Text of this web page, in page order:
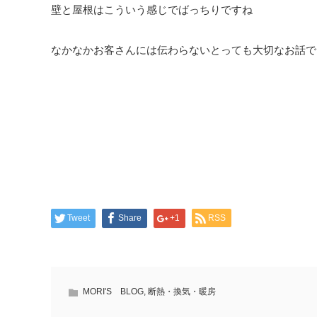
壁と屋根はこういう感じでばっちりですね
なかなかお客さんには伝わらないとっても大切なお話
Tweet Share +1 RSS
MORI'S BLOG, 断熱・換気・暖房